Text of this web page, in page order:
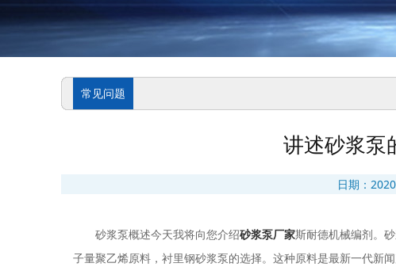
常见问题
讲述砂浆泵
日期：
砂浆泵概述今天我将向您介绍砂浆泵厂家斯耐德机械编剂。
子量聚乙烯原料，衬里钢砂浆泵的选择。这种原料是最新一代新